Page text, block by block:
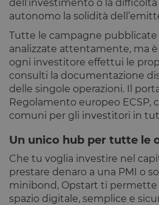
dell’investimento o la
autonomo la solidità
Tutte le campagne
analizzate attentamente, ma
ogni investitore effettui le
consulti la documentazione
delle singole operazioni. Il
Regolamento europeo
comuni per gli investitori in
Un unico hub per tutte le
Che tu voglia investire nel
prestare denaro a una PMI o
minibond, Opstart ti permette
spazio digitale, semplice e
Google LLC
.opstart.it
_fbp
Meta Platform
Inc.
.opstart.it
_gcl_au
Google LLC